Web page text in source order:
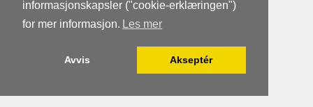
informasjonskapsler ("cookie-erklæringen")
for mer informasjon. Les mer
Avvis Akseptér